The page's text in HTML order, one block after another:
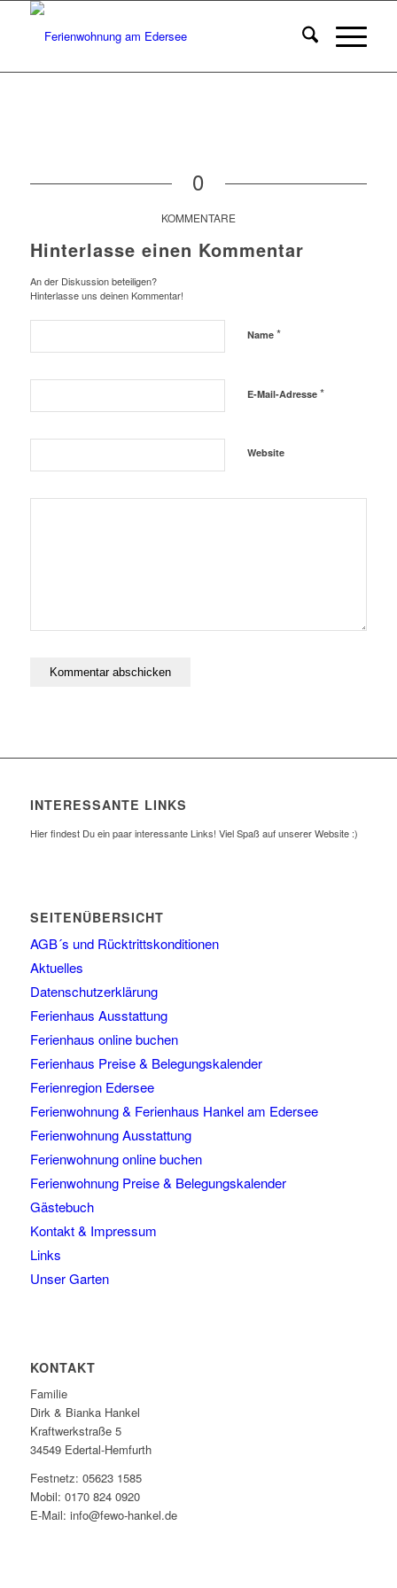
0
KOMMENTARE
Hinterlasse einen Kommentar
An der Diskussion beteiligen?
Hinterlasse uns deinen Kommentar!
Name *
E-Mail-Adresse *
Website
INTERESSANTE LINKS
Hier findest Du ein paar interessante Links! Viel Spaß auf unserer Website :)
SEITENÜBERSICHT
AGB´s und Rücktrittskonditionen
Aktuelles
Datenschutzerklärung
Ferienhaus Ausstattung
Ferienhaus online buchen
Ferienhaus Preise & Belegungskalender
Ferienregion Edersee
Ferienwohnung & Ferienhaus Hankel am Edersee
Ferienwohnung Ausstattung
Ferienwohnung online buchen
Ferienwohnung Preise & Belegungskalender
Gästebuch
Kontakt & Impressum
Links
Unser Garten
KONTAKT
Familie
Dirk & Bianka Hankel
Kraftwerkstraße 5
34549 Edertal-Hemfurth
Festnetz: 05623 1585
Mobil: 0170 824 0920
E-Mail: info@fewo-hankel.de